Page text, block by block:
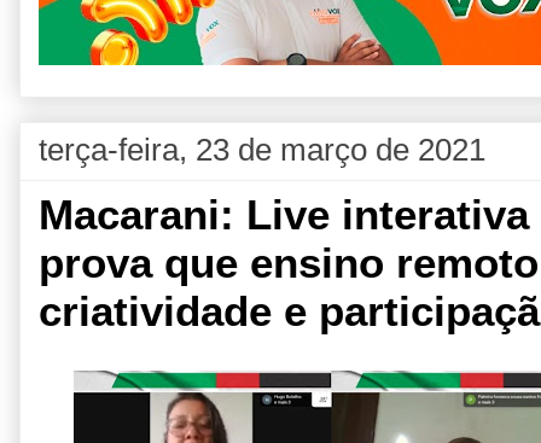
terça-feira, 23 de março de 2021
Macarani: Live
prova que ensino
criatividade e